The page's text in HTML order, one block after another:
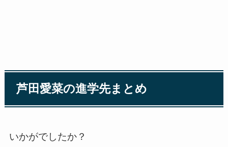
芦田愛菜の進学先まとめ
いかがでしたか？